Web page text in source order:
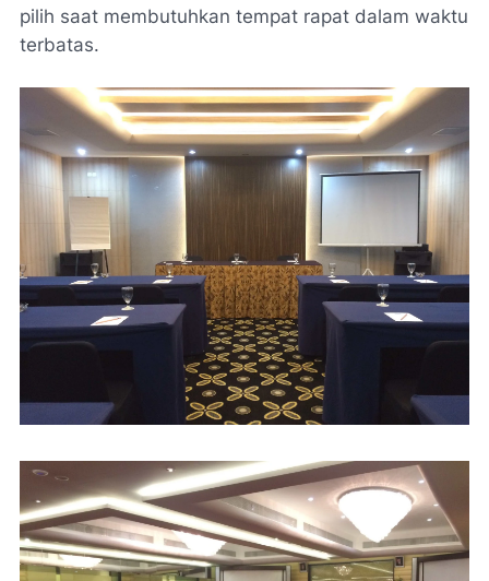
pilih saat membutuhkan tempat rapat dalam waktu
terbatas.